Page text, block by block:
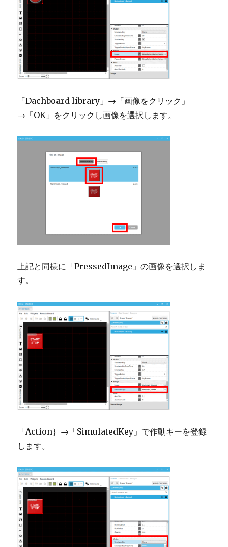
「Dachboard library」→「画像をクリック」
→「OK」をクリックし画像を選択します。
上記と同様に「PressedImage」の画像を選択しま
す。
「Action｝→「SimulatedKey」で作動キーを登録
します。